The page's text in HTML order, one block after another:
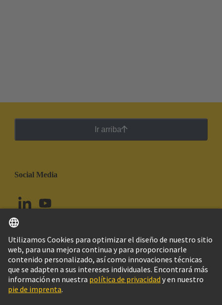
Ir arriba
Social Media
Chile Español
© Grupo Tecnológico HARTING